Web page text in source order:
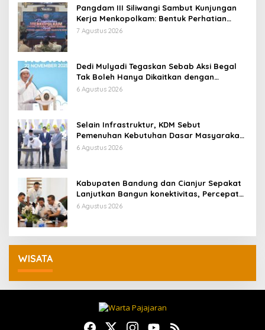
Pangdam III Siliwangi Sambut Kunjungan
Kerja Menkopolkam: Bentuk Perhatian
Pemerintah
7 Agustus 2026
Dedi Mulyadi Tegaskan Sebab Aksi Begal
Tak Boleh Hanya Dikaitkan dengan
Ekonomi
6 Agustus 2026
Selain Infrastruktur, KDM Sebut
Pemenuhan Kebutuhan Dasar Masyarakat
Jadi Fokus APBD Jabar 2027
6 Agustus 2026
Kabupaten Bandung dan Cianjur Sepakat
Lanjutkan Bangun konektivitas, Percepat
Pertumbuhan Ekonomi Daerah
6 Agustus 2026
WISATA